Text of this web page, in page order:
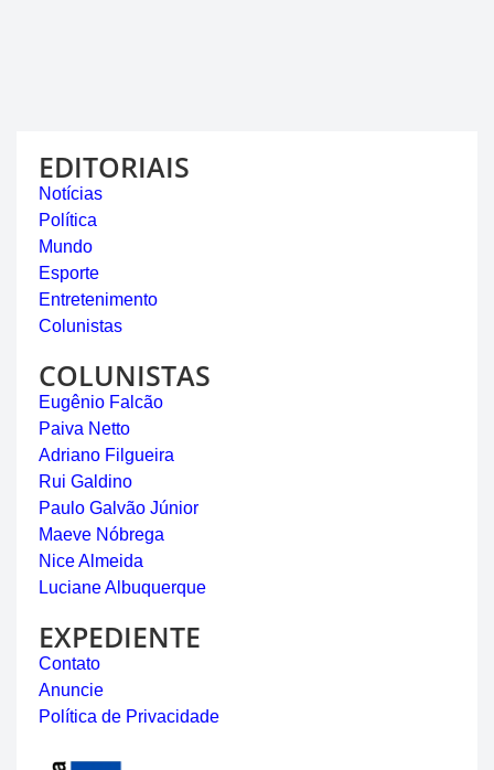
EDITORIAIS
Notícias
Política
Mundo
Esporte
Entretenimento
Colunistas
COLUNISTAS
Eugênio Falcão
Paiva Netto
Adriano Filgueira
Rui Galdino
Paulo Galvão Júnior
Maeve Nóbrega
Nice Almeida
Luciane Albuquerque
EXPEDIENTE
Contato
Anuncie
Política de Privacidade